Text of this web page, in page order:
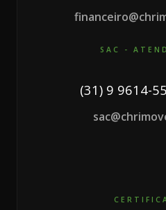
SAC -
(31) 9 9614-